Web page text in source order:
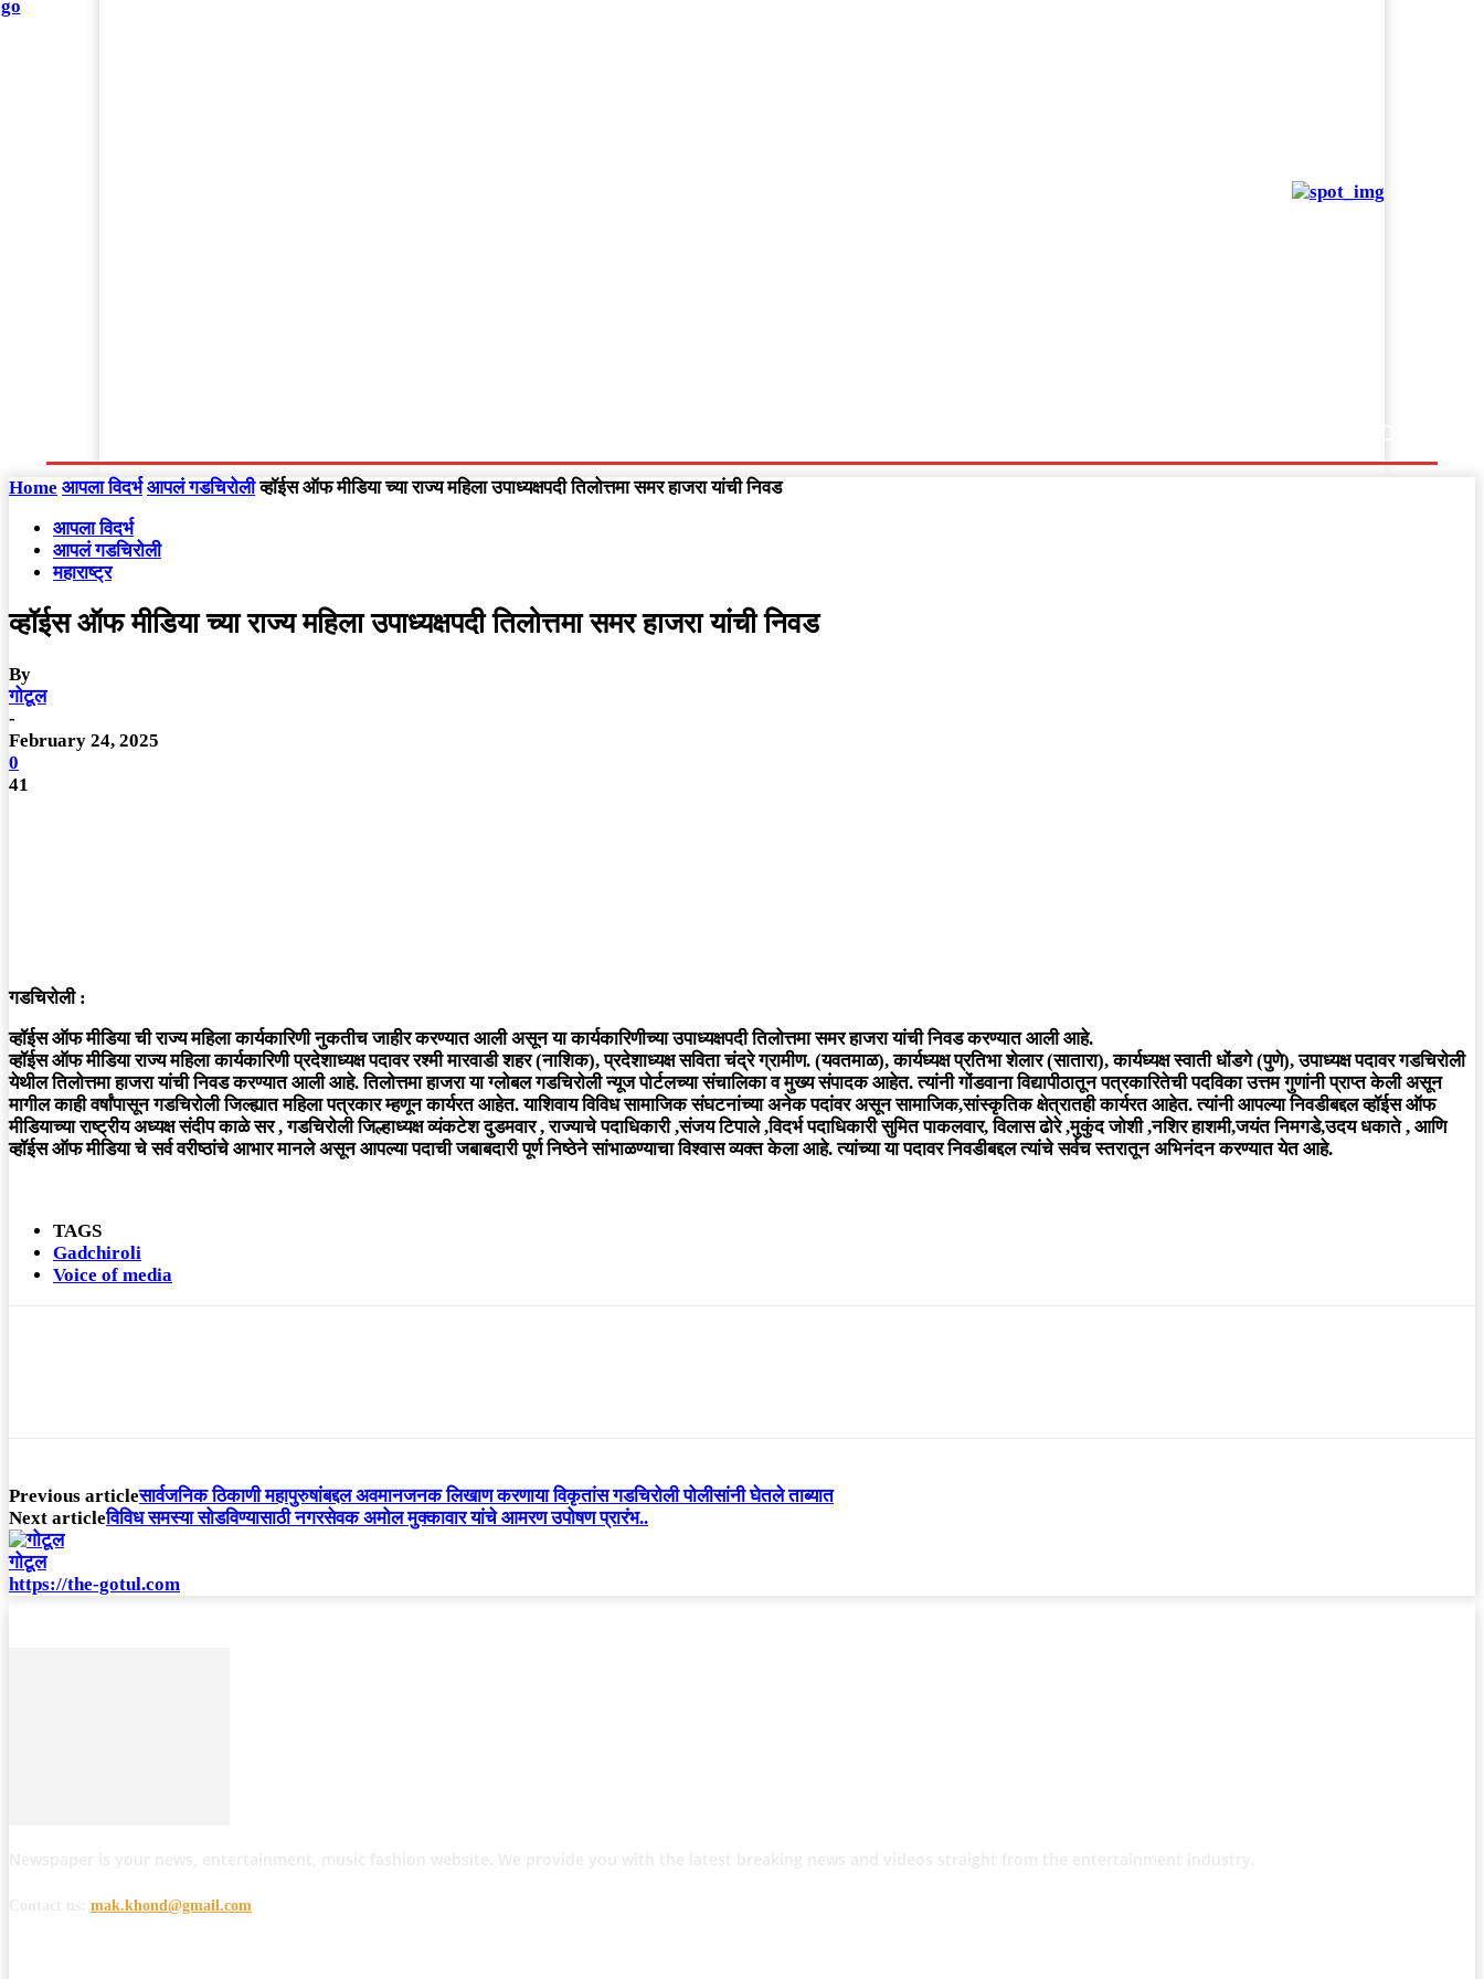
Home आपला विदर्भ आपलं गडचिरोली व्हॉईस ऑफ मीडिया च्या राज्य महिला उपाध्यक्षपदी तिलोत्तमा समर हाजरा यांची निवड
आपला विदर्भ
आपलं गडचिरोली
महाराष्ट्र
व्हॉईस ऑफ मीडिया च्या राज्य महिला उपाध्यक्षपदी तिलोत्तमा समर हाजरा यांची निवड
By
गोटूल
-
February 24, 2025
0
41
गडचिरोली :
व्हॉईस ऑफ मीडिया ची राज्य महिला कार्यकारिणी नुकतीच जाहीर करण्यात आली असून या कार्यकारिणीच्या उपाध्यक्षपदी तिलोत्तमा समर हाजरा यांची निवड करण्यात आली आहे.
व्हॉईस ऑफ मीडिया राज्य महिला कार्यकारिणी प्रदेशाध्यक्ष पदावर रश्मी मारवाडी शहर (नाशिक), प्रदेशाध्यक्ष सविता चंद्रे ग्रामीण. (यवतमाळ), कार्यध्यक्ष प्रतिभा शेलार (सातारा), कार्यध्यक्ष स्वाती धोंडगे (पुणे), उपाध्यक्ष पदावर गडचिरोली
येथील तिलोत्तमा हाजरा यांची निवड करण्यात आली आहे. तिलोत्तमा हाजरा या ग्लोबल गडचिरोली न्यूज पोर्टलच्या संचालिका व मुख्य संपादक आहेत. त्यांनी गोंडवाना विद्यापीठातून पत्रकारितेची पदविका उत्तम गुणांनी प्राप्त केली असून
मागील काही वर्षांपासून गडचिरोली जिल्ह्यात महिला पत्रकार म्हणून कार्यरत आहेत. याशिवाय विविध सामाजिक संघटनांच्या अनेक पदांवर असून सामाजिक,सांस्कृतिक क्षेत्रातही कार्यरत आहेत. त्यांनी आपल्या निवडीबद्दल व्हॉईस ऑफ
मीडियाच्या राष्ट्रीय अध्यक्ष संदीप काळे सर , गडचिरोली जिल्हाध्यक्ष व्यंकटेश दुडमवार , राज्याचे पदाधिकारी ,संजय टिपाले ,विदर्भ पदाधिकारी सुमित पाकलवार, विलास ढोरे ,मुकुंद जोशी ,नशिर हाशमी,जयंत निमगडे,उदय धकाते , आणि
व्हॉईस ऑफ मीडिया चे सर्व वरीष्ठांचे आभार मानले असून आपल्या पदाची जबाबदारी पूर्ण निष्ठेने सांभाळण्याचा विश्वास व्यक्त केला आहे. त्यांच्या या पदावर निवडीबद्दल त्यांचे सर्वच स्तरातून अभिनंदन करण्यात येत आहे.
TAGS
Gadchiroli
Voice of media
Previous articleसार्वजनिक ठिकाणी महापुरुषांबद्दल अवमानजनक लिखाण करणा­या विकृतांस गडचिरोली पोलीसांनी घेतले ताब्यात
Next articleविविध समस्या सोडविण्यासाठी नगरसेवक अमोल मुक्कावार यांचे आमरण उपोषण प्रारंभ..
गोटूल
https://the-gotul.com
mak.khond@gmail.com